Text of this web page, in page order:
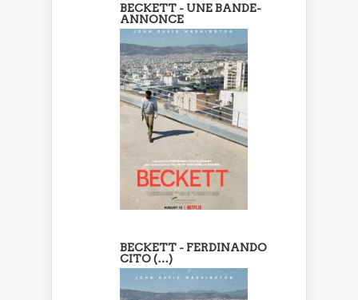
BECKETT - UNE BANDE-
ANNONCE
BECKETT - FERDINANDO
CITO (…)